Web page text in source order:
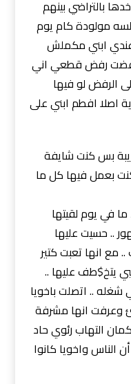
بالتراضي بينهم
مولودة كام يوم
ابني مكملش
رفض قطعي اني
الرفض لو فيها
اصلا افطم ابني على
بس كنت شايفة
بعمل فيها كل ما
في يوم لقيتها
لسة مكملتش ٨ شهور .. حسيت عليها
مع انها تعبت كتير
يتخ$طف عليها ..
.. اتصلت باخويا
انها مشرفة
التهاب رئوي حاد
واخويا كانوا